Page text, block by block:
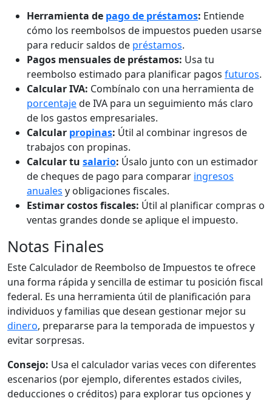
Herramienta de pago de préstamos: Entiende
cómo los reembolsos de impuestos pueden usarse
para reducir saldos de préstamos.
Pagos mensuales de préstamos: Usa tu
reembolso estimado para planificar pagos futuros.
Calcular IVA: Combínalo con una herramienta de
porcentajede IVA para un seguimiento más claro
de los gastos empresariales.
Calcular propinas: Útil al combinar ingresos de
trabajos con propinas.
Calcular tu salario: Úsalo junto con un estimador
de cheques de pago para comparar ingresos
anuales y obligaciones fiscales.
Estimar costos fiscales: Útil al planificar compras o
ventas grandes donde se aplique el impuesto.
Notas Finales
Este Calculador de Reembolso de Impuestos te ofrece
una forma rápida y sencilla de estimar tu posición fiscal
federal. Es una herramienta útil de planificación para
individuos y familias que desean gestionar mejor su
dinero, prepararse para la temporada de impuestos y
evitar sorpresas.
Consejo: Usa el calculador varias veces con diferentes
escenarios (por ejemplo, diferentes estados civiles,
deducciones o créditos) para explorar tus opciones y